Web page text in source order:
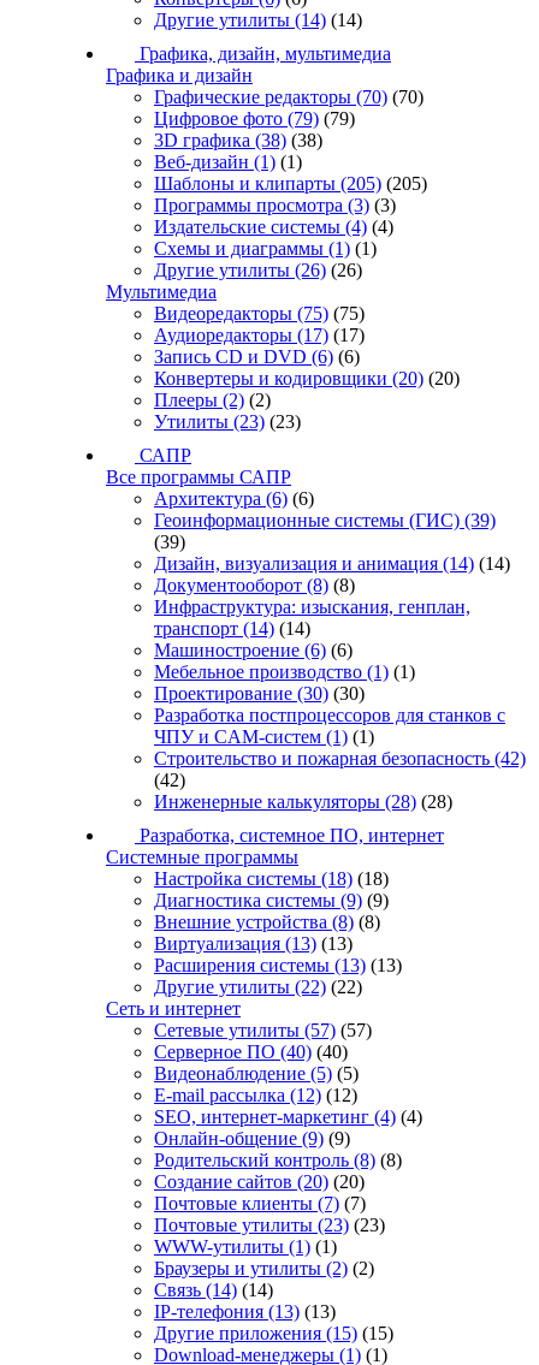
Другие утилиты (14) (14)
Графика, дизайн, мультимедиа
Графика и дизайн
Графические редакторы (70) (70)
Цифровое фото (79) (79)
3D графика (38) (38)
Веб-дизайн (1) (1)
Шаблоны и клипарты (205) (205)
Программы просмотра (3) (3)
Издательские системы (4) (4)
Схемы и диаграммы (1) (1)
Другие утилиты (26) (26)
Мультимедиа
Видеоредакторы (75) (75)
Аудиоредакторы (17) (17)
Запись CD и DVD (6) (6)
Конвертеры и кодировщики (20) (20)
Плееры (2) (2)
Утилиты (23) (23)
САПР
Все программы САПР
Архитектура (6) (6)
Геоинформационные системы (ГИС) (39)
(39)
Дизайн, визуализация и анимация (14) (14)
Документооборот (8) (8)
Инфраструктура: изыскания, генплан,
транспорт (14) (14)
Машиностроение (6) (6)
Мебельное производство (1) (1)
Проектирование (30) (30)
Разработка постпроцессоров для станков с
ЧПУ и CAM-систем (1) (1)
Строительство и пожарная безопасность (42)
(42)
Инженерные калькуляторы (28) (28)
Разработка, системное ПО, интернет
Системные программы
Настройка системы (18) (18)
Диагностика системы (9) (9)
Внешние устройства (8) (8)
Виртуализация (13) (13)
Расширения системы (13) (13)
Другие утилиты (22) (22)
Сеть и интернет
Сетевые утилиты (57) (57)
Серверное ПО (40) (40)
Видеонаблюдение (5) (5)
E-mail рассылка (12) (12)
SEO, интернет-маркетинг (4) (4)
Онлайн-общение (9) (9)
Родительский контроль (8) (8)
Создание сайтов (20) (20)
Почтовые клиенты (7) (7)
Почтовые утилиты (23) (23)
WWW-утилиты (1) (1)
Браузеры и утилиты (2) (2)
Связь (14) (14)
IP-телефония (13) (13)
Другие приложения (15) (15)
Download-менеджеры (1) (1)